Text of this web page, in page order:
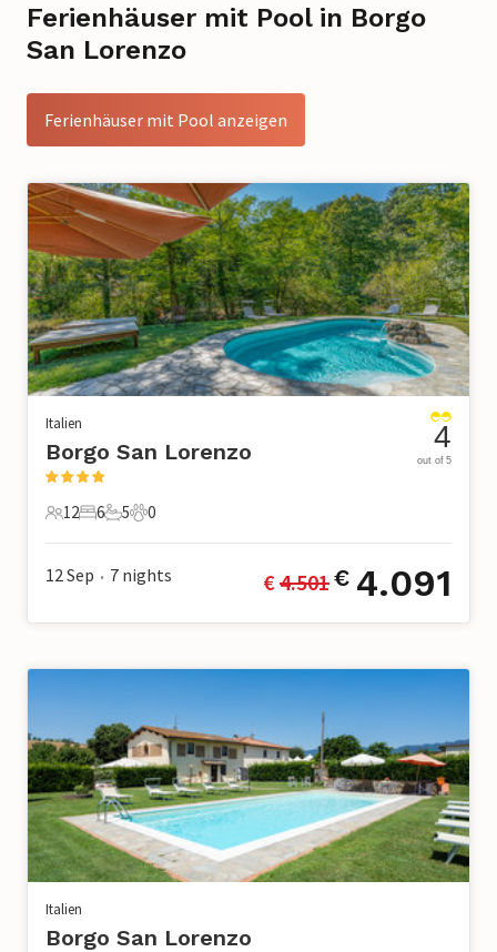
Ferienhäuser mit Pool in Borgo
San Lorenzo
Ferienhäuser mit Pool anzeigen
Italien
Borgo San Lorenzo
12 Gäste
12
6 Schlafzimmer
6
5 Badezimmer
5
0 Haustiere
0
4
out of 5
12 Sep • 7 nights € 4.501€ 4.091
Italien
Borgo San Lorenzo